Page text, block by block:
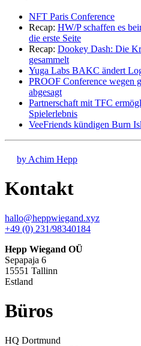
NFT Paris Conference
Recap: HW/P schaffen es
die erste Seite
Recap: Dookey Dash: Die
gesammelt
Yuga Labs BAKC ändert
PROOF Conference wegen
abgesagt
Partnerschaft mit TFC
Spielerlebnis
VeeFriends kündigen Burn
by Achim Hepp
Kontakt
hallo@heppwiegand.xyz
+49 (0) 231/98340184
Hepp Wiegand OÜ
Sepapaja 6
15551 Tallinn
Estland
Büros
HQ Dortmund